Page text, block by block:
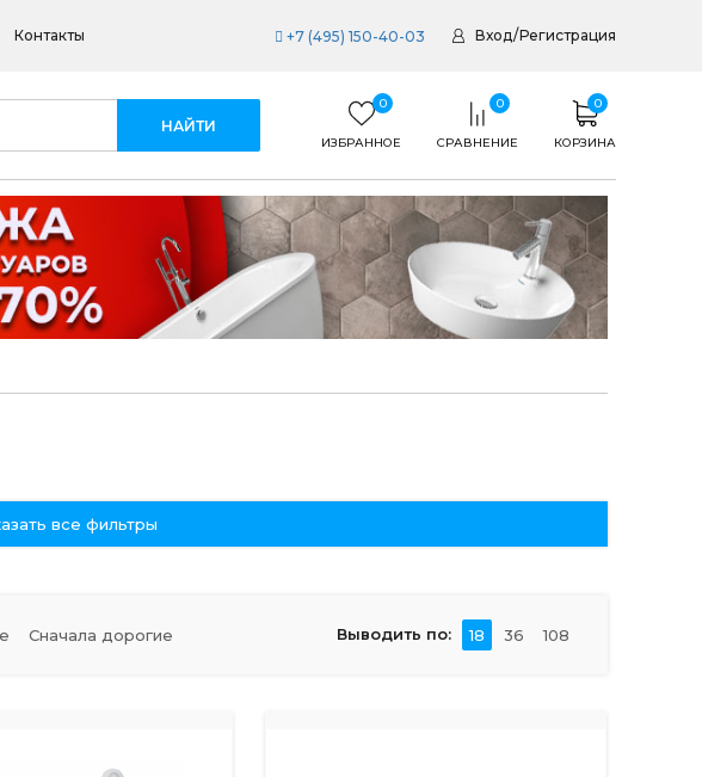
Контакты +7 (495) 150-40-03 Вход/Регистрация
0
ИЗБРАННОЕ
0
СРАВНЕНИЕ
0
КОРЗИНА
все фильтры
Сначала дорогие Выводить по: 18 36 108